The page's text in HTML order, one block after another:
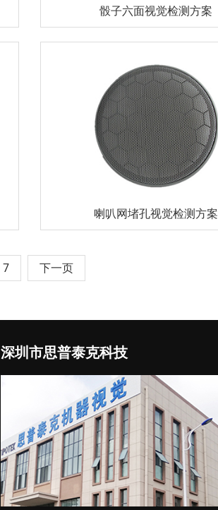
骰子六面视觉检测方案
喇叭网堵孔视觉检测方案
7 下一页
深圳市思普泰克科技